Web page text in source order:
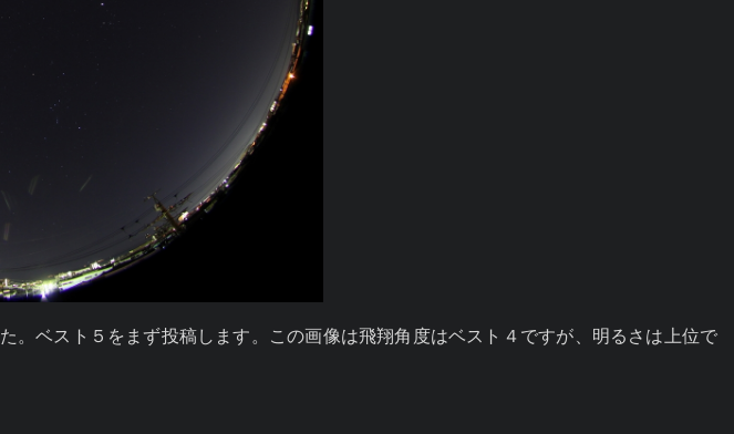
ベスト５をまず投稿します。この画像は飛翔角度はベスト４ですが、明るさは上位で